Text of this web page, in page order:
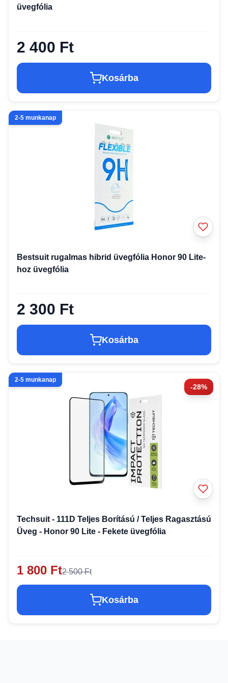
üvegfólia
2 400 Ft
Kosárba
2-5 munkanap
Bestsuit rugalmas hibrid üvegfólia Honor 90 Lite-
hoz üvegfólia
2 300 Ft
Kosárba
-28%
2-5 munkanap
Techsuit - 111D Teljes Borítású / Teljes Ragasztású
Üveg - Honor 90 Lite - Fekete üvegfólia
1 800 Ft2 500 Ft
Kosárba